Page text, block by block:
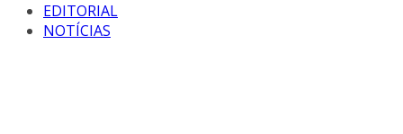
EDITORIAL
NOTÍCIAS